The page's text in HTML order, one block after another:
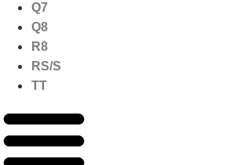
Q7
Q8
R8
RS/S
TT